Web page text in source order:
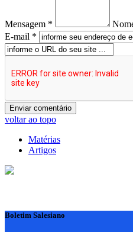
Mensagem *
E-mail *
voltar ao topo
Matérias
Artigos
Boletim Salesiano